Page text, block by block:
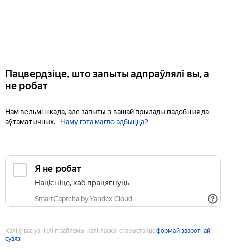
Пацвердзіце, што запыты адпраўлялі вы, а
не робат
Нам вельмі шкада, але запыты з вашай прылады падобныя да
аўтаматычных.
Чаму гэта магло адбыцца?
Я не робат
Націсніце, каб працягнуць
SmartCaptcha by Yandex Cloud
Калі ў вас узніклі праблемы, калі ласка, скарыстайцеформай зваротнай
сувязі